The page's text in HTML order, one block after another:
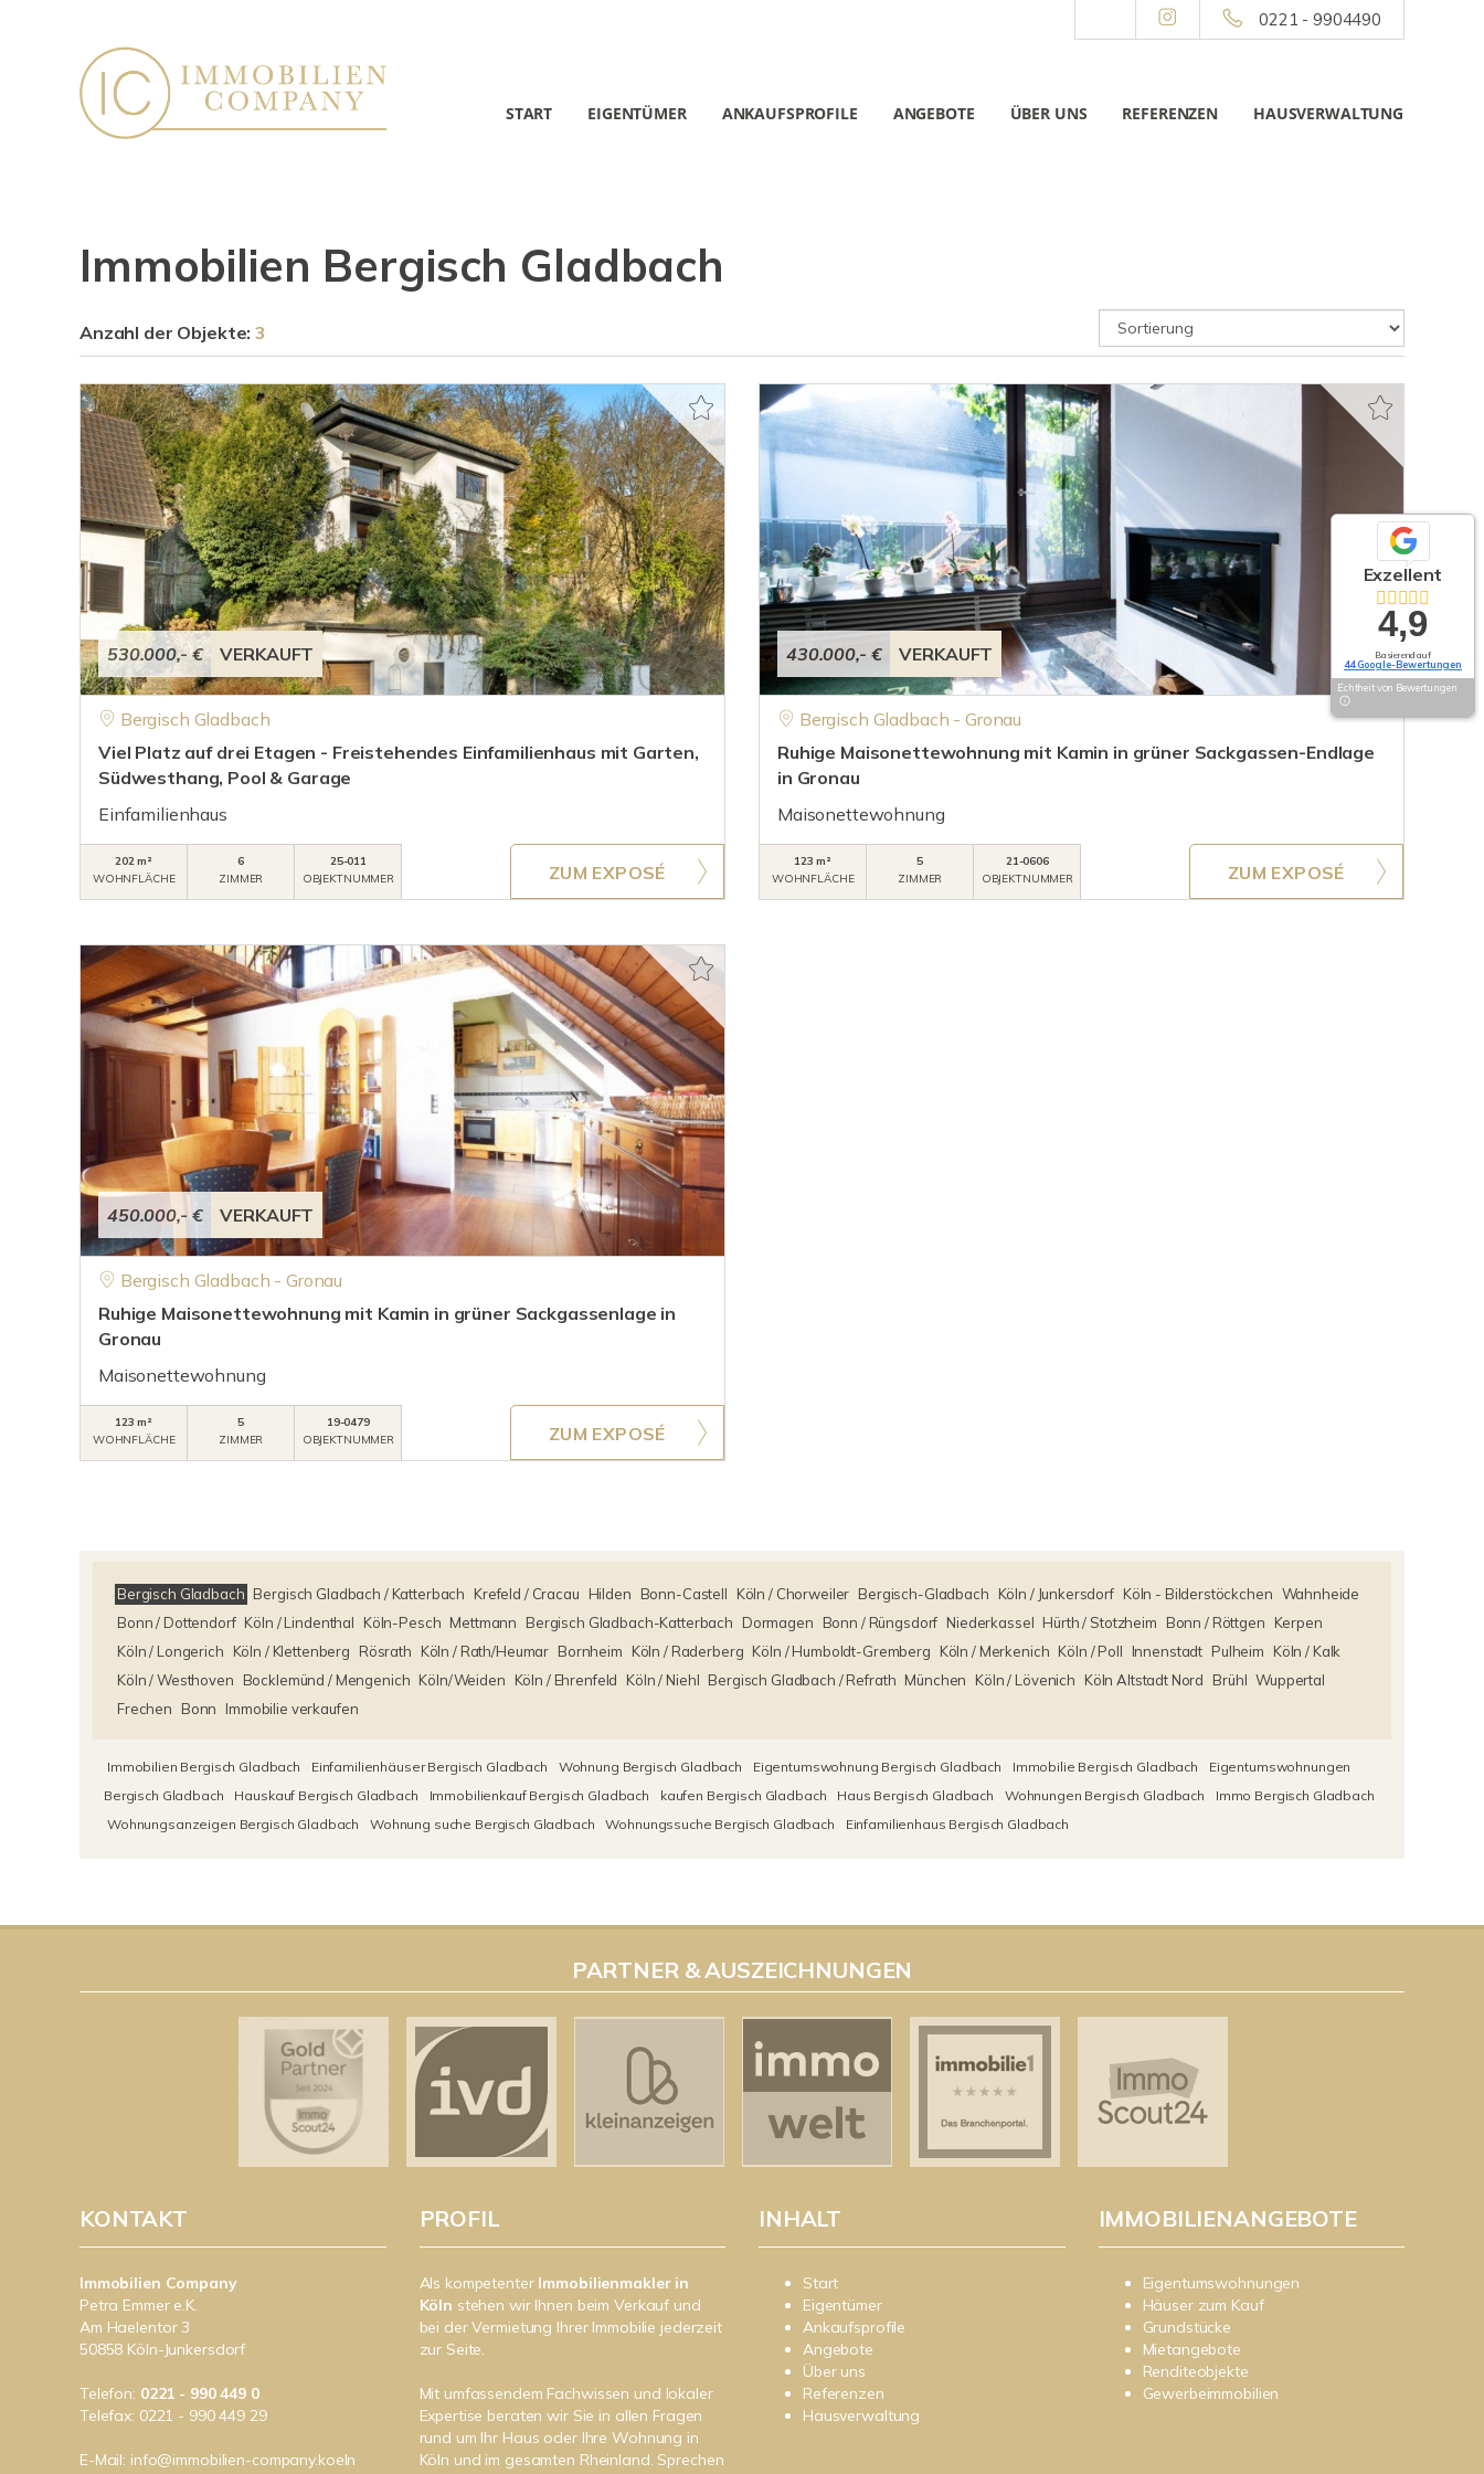
0221 - 9904490
START EIGENTÜMER ANKAUFSPROFILE ANGEBOTE ÜBER UNS REFERENZEN HAUSVERWALTUNG
Immobilien Bergisch Gladbach
Anzahl der Objekte:3
530.000,- € VERKAUFT
Bergisch Gladbach
Viel Platz auf drei Etagen - Freistehendes Einfamilienhaus mit Garten,
Südwesthang, Pool & Garage
Einfamilienhaus
202 m²
WOHNFLÄCHE
6
ZIMMER
25-011
OBJEKTNUMMER
ZUM EXPOSÉ
430.000,- € VERKAUFT
Bergisch Gladbach - Gronau
Ruhige Maisonettewohnung mit Kamin in grüner Sackgassen-Endlage
in Gronau
Maisonettewohnung
123 m²
WOHNFLÄCHE
5
ZIMMER
21-0606
OBJEKTNUMMER
ZUM EXPOSÉ
450.000,- € VERKAUFT
Bergisch Gladbach - Gronau
Ruhige Maisonettewohnung mit Kamin in grüner Sackgassenlage in
Gronau
Maisonettewohnung
123 m²
WOHNFLÄCHE
5
ZIMMER
19-0479
OBJEKTNUMMER
ZUM EXPOSÉ
Bergisch Gladbach Bergisch Gladbach / Katterbach Krefeld / Cracau Hilden Bonn-Castell Köln / Chorweiler Bergisch-Gladbach Köln / Junkersdorf Köln - Bilderstöckchen Wahnheide
Bonn / Dottendorf Köln / Lindenthal Köln-Pesch Mettmann Bergisch Gladbach-Katterbach Dormagen Bonn / Rüngsdorf Niederkassel Hürth / Stotzheim Bonn / Röttgen
Kerpen
Köln / Longerich
Köln / Klettenberg Rösrath Köln / Rath/Heumar Bornheim Köln / Raderberg Köln / Humboldt-Gremberg Köln / Merkenich Köln / Poll Innenstadt Pulheim
Köln / Kalk
Köln / Westhoven
Bocklemünd / Mengenich Köln/Weiden Köln / Ehrenfeld Köln / Niehl Bergisch Gladbach / Refrath München Köln / Lövenich Köln Altstadt Nord Brühl Wuppertal
Frechen
Bonn Immobilie verkaufen
Immobilien Bergisch Gladbach Einfamilienhäuser Bergisch Gladbach Wohnung Bergisch Gladbach Eigentumswohnung Bergisch Gladbach Immobilie Bergisch Gladbach
Eigentumswohnungen
Bergisch Gladbach
Hauskauf Bergisch Gladbach Immobilienkauf Bergisch Gladbach kaufen Bergisch Gladbach Haus Bergisch Gladbach Wohnungen Bergisch Gladbach
Immo Bergisch Gladbach
Wohnungsanzeigen Bergisch Gladbach
Wohnung suche Bergisch Gladbach Wohnungssuche Bergisch Gladbach Einfamilienhaus Bergisch Gladbach
Exzellent
4,9
Basierend auf
44 Google-Bewertungen
Echtheit von Bewertungen
PARTNER & AUSZEICHNUNGEN
KONTAKT
Immobilien Company
Petra Emmer e.K.
Am Haelentor 3
50858 Köln-Junkersdorf
Telefon: 0221 - 990 449 0
Telefax: 0221 - 990 449 29
E-Mail: info@immobilien-company.koeln
PROFIL
Als kompetenter Immobilienmakler in
Köln stehen wir Ihnen beim Verkauf und
bei der Vermietung Ihrer Immobilie jederzeit
zur Seite.
Mit umfassendem Fachwissen und lokaler
Expertise beraten wir Sie in allen Fragen
rund um Ihr Haus oder Ihre Wohnung in
Köln und im gesamten Rheinland. Sprechen
INHALT
Start
Eigentümer
Ankaufsprofile
Angebote
Über uns
Referenzen
Hausverwaltung
IMMOBILIENANGEBOTE
Eigentumswohnungen
Häuser zum Kauf
Grundstücke
Mietangebote
Renditeobjekte
Gewerbeimmobilien